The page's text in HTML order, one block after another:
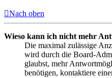
Nach oben
Wieso kann ich nicht mehr
Die maximal zulässige
wird durch die Board-
glaubst, mehr
benötigen, kontaktiere